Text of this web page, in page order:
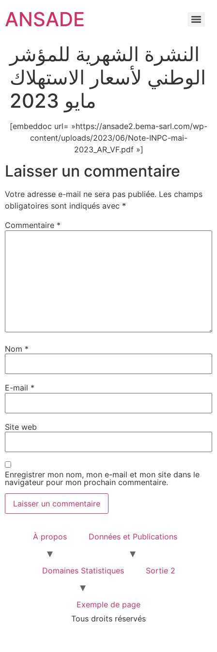
ANSADE
النشرة الشهرية للمؤشر
الوطني لأسعار الاستهلاك
مايو 2023
[embeddoc url= »https://ansade2.bema-sarl.com/wp-
content/uploads/2023/06/Note-INPC-mai-
2023_AR_VF.pdf »]
Laisser un commentaire
Votre adresse e-mail ne sera pas publiée. Les champs
obligatoires sont indiqués avec *
Commentaire *
Nom *
E-mail *
Site web
Enregistrer mon nom, mon e-mail et mon site dans le
navigateur pour mon prochain commentaire.
À propos Données et Publications
Domaines Statistiques Sortie 2
Exemple de page
Tous droits réservés